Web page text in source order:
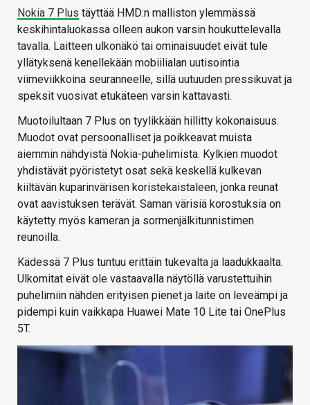
Nokia 7 Plus täyttää HMD:n malliston ylemmässä
keskihintaluokassa olleen aukon varsin houkuttelevalla
tavalla. Laitteen ulkonäkö tai ominaisuudet eivät tule
yllätyksenä kenellekään mobiilialan uutisointia
viimeviikkoina seuranneelle, sillä uutuuden pressikuvat ja
speksit vuosivat etukäteen varsin kattavasti.
Muotoilultaan 7 Plus on tyylikkään hillitty kokonaisuus.
Muodot ovat persoonalliset ja poikkeavat muista
aiemmin nähdyistä Nokia-puhelimista. Kylkien muodot
yhdistävät pyöristetyt osat sekä keskellä kulkevan
kiiltävän kuparinvärisen koristekaistaleen, jonka reunat
ovat aavistuksen terävät. Saman värisiä korostuksia on
käytetty myös kameran ja sormenjälkitunnistimen
reunoilla.
Kädessä 7 Plus tuntuu erittäin tukevalta ja laadukkaalta.
Ulkomitat eivät ole vastaavalla näytöllä varustettuihin
puhelimiin nähden erityisen pienet ja laite on leveämpi ja
pidempi kuin vaikkapa Huawei Mate 10 Lite tai OnePlus
5T.